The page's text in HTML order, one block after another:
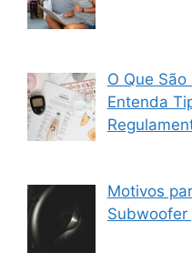
O Que
Entenda
Motivos
Subwoofer